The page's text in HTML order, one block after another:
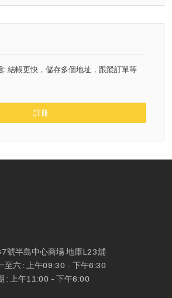
: 結帳更快，儲存多個地址，跟蹤訂單等
註冊
號半島中心商場 地庫L23舖
至六 : 上午09:30 - 下午6:30
: 上午11:00 - 下午6:00